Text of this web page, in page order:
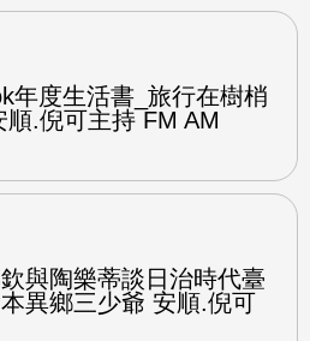
年度生活書_旅行在樹梢
.倪可主持 FM AM
與陶樂蒂談日治時代臺
異鄉三少爺 安順.倪可